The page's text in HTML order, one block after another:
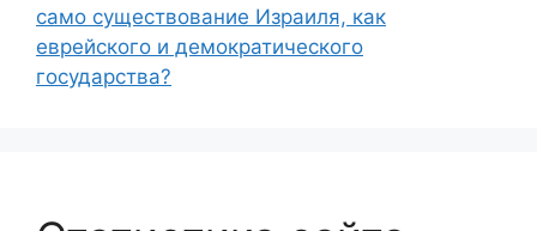
само существование Израиля, как
еврейского и демократического
государства?